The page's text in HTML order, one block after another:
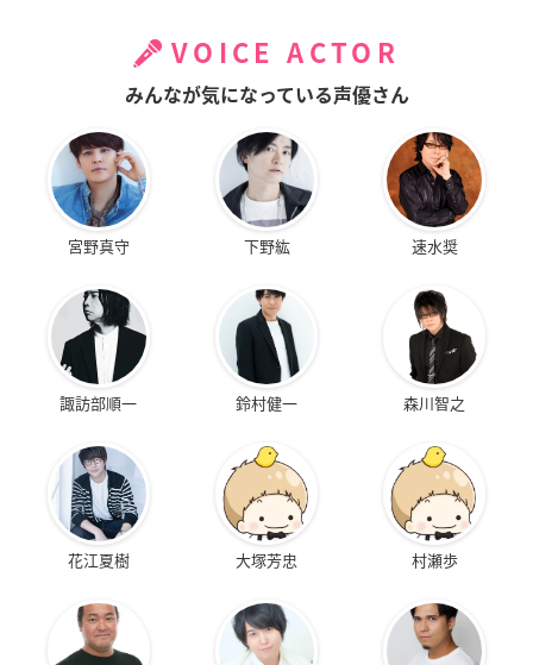
VOICE ACTOR
みんなが気になっている声優さん
宮野真守 下野紘 速水奨
諏訪部順一 鈴村健一 森川智之
花江夏樹 大塚芳忠 村瀬歩